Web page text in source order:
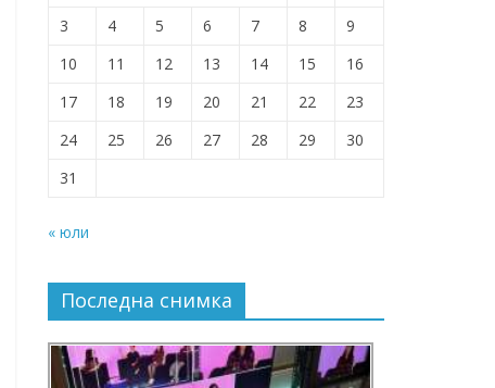
3
4 5 6 7 8
9
10
11 12 13 14 15
16
17
18 19 20 21 22
23
24
25 26 27 28 29
30
31
« юли
Последна снимка